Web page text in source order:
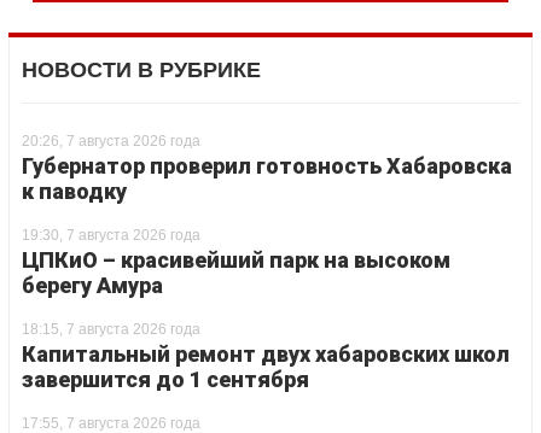
НОВОСТИ В РУБРИКЕ
20:26, 7 августа 2026 года
Губернатор проверил готовность Хабаровска
к паводку
19:30, 7 августа 2026 года
ЦПКиО – красивейший парк на высоком
берегу Амура
18:15, 7 августа 2026 года
Капитальный ремонт двух хабаровских школ
завершится до 1 сентября
17:55, 7 августа 2026 года